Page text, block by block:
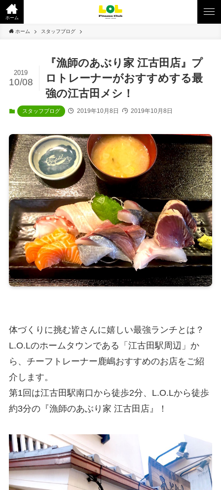
ホーム
ホーム スタッフブログ
『漁師のあぶり家 江古田店』プ
ロトレーナーがおすすめする最
強の江古田メシ！
2019
10/08
スタッフブログ 2019年10月8日 2019年10月8日
体づくりに挑む皆さんに嬉しい最強ランチとは？
L.O.Lのホームタウンである「江古田駅周辺」か
ら、チーフトレーナー鹿嶋おすすめのお店をご紹
介します。
第1回は江古田駅南口から徒歩2分、L.O.Lから徒歩
約3分の『漁師のあぶり家 江古田店』！